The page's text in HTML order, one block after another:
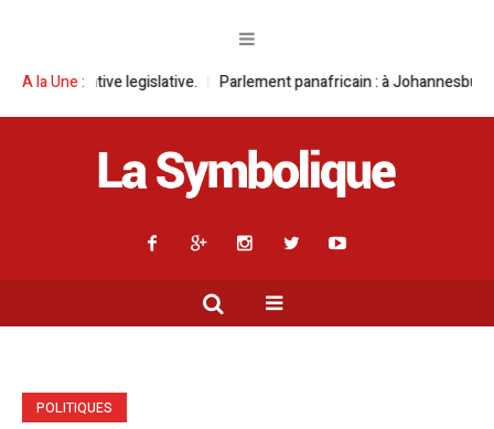
A la Une :
legislative. Parlement panafricain : à Johannesburg, Aimé Boji
POLITIQUES